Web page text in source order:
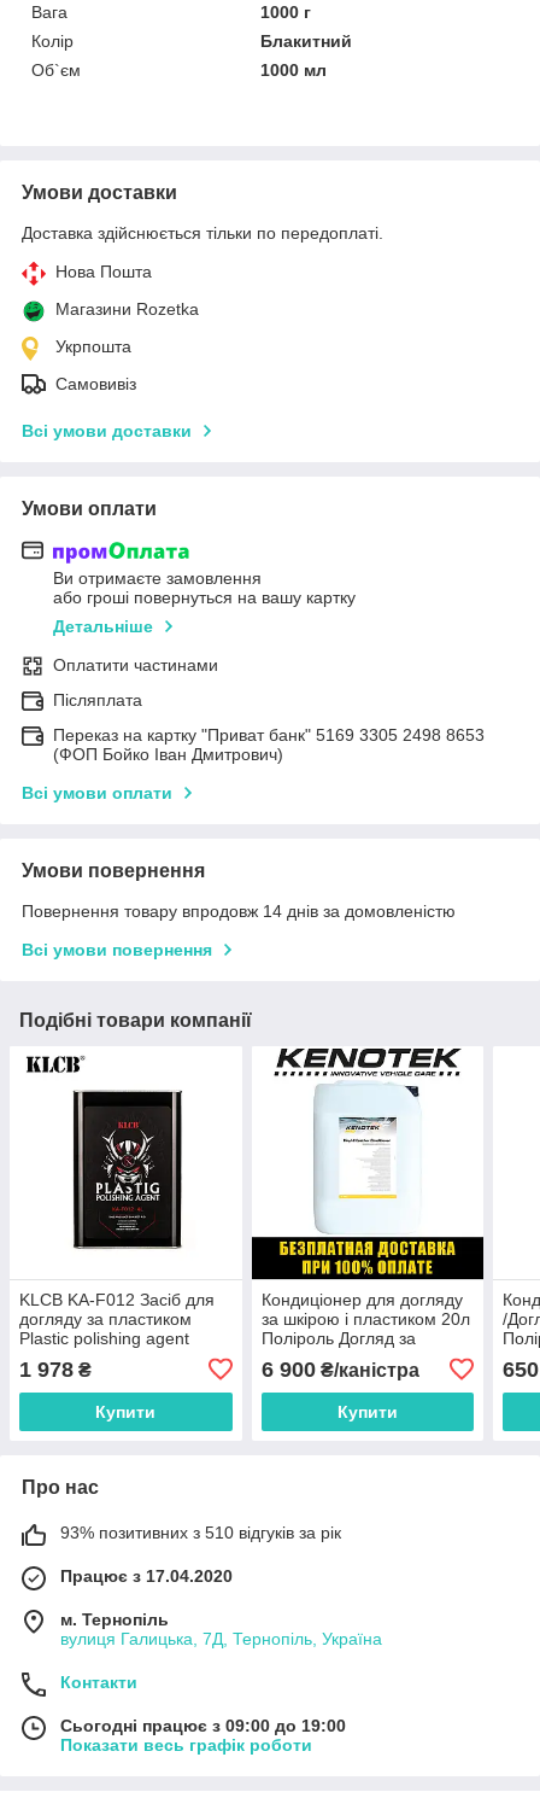
Вага
1000 г
Колір
Блакитний
Об`єм
1000 мл
Умови доставки
Доставка здійснюється тільки по передоплаті.
Нова Пошта
Магазини Rozetka
Укрпошта
Самовивіз
Всі умови доставки
Умови оплати
Ви отримаєте замовлення
або гроші повернуться на вашу картку
Детальніше
Оплатити частинами
Післяплата
Переказ на картку "Приват банк" 5169 3305 2498 8653
(ФОП Бойко Іван Дмитрович)
Всі умови оплати
Умови повернення
Повернення товару впродовж 14 днів за домовленістю
Всі умови повернення
Подібні товари компанії
KLCB KA-F012 Засіб для
догляду за пластиком
Plastic polishing agent
1 978 ₴
Купити
Кондиціонер для догляду
за шкірою і пластиком 20л
Поліроль Догляд за
Kenotek Vinyl&Leather
Бельгія
6 900₴/каністра
Купити
/
650
Про нас
93% позитивних з 510 відгуків за рік
Працює з 17.04.2020
м. Тернопіль
вулиця Галицька, 7Д, Тернопіль, Україна
Контакти
Сьогодні працює з 09:00 до 19:00
Показати весь графік роботи